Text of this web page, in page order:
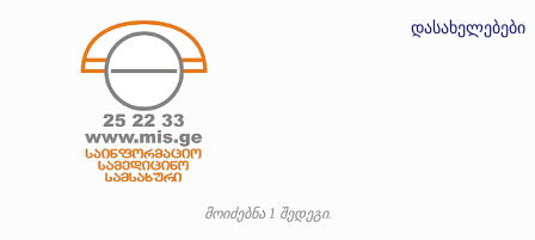
დასახელებები
მოიძებნა 1 შედეგი.